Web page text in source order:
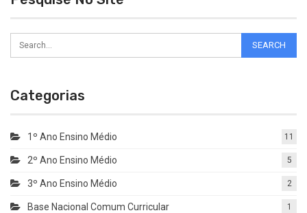
Categorias
1º Ano Ensino Médio 11
2º Ano Ensino Médio 5
3º Ano Ensino Médio 2
Base Nacional Comum Curricular 1